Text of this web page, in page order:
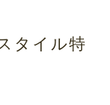
タイル特